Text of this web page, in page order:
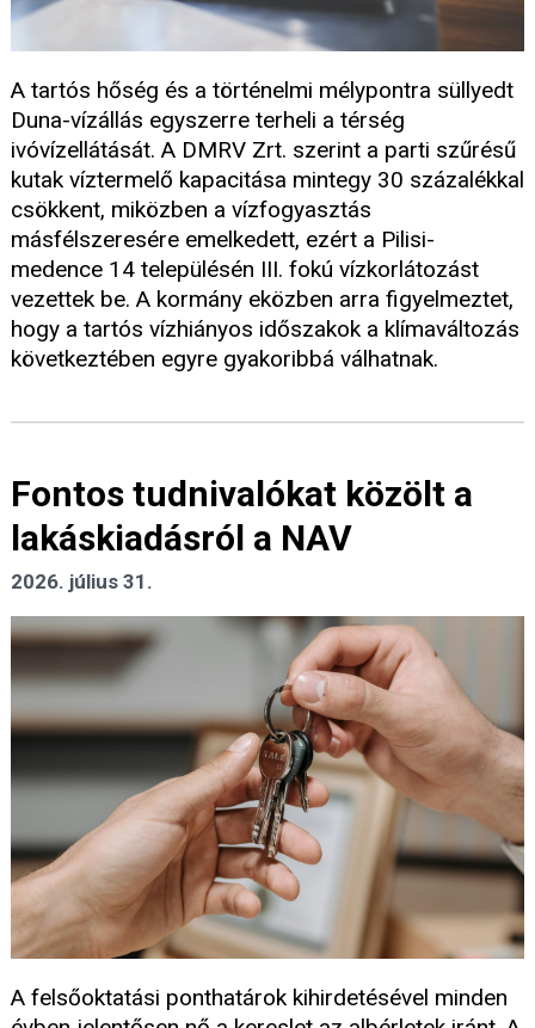
A tartós hőség és a történelmi mélypontra süllyedt
Duna-vízállás egyszerre terheli a térség
ivóvízellátását. A DMRV Zrt. szerint a parti szűrésű
kutak víztermelő kapacitása mintegy 30 százalékkal
csökkent, miközben a vízfogyasztás
másfélszeresére emelkedett, ezért a Pilisi-
medence 14 településén III. fokú vízkorlátozást
vezettek be. A kormány eközben arra figyelmeztet,
hogy a tartós vízhiányos időszakok a klímaváltozás
következtében egyre gyakoribbá válhatnak.
Fontos tudnivalókat közölt a
lakáskiadásról a NAV
2026. július 31.
A felsőoktatási ponthatárok kihirdetésével minden